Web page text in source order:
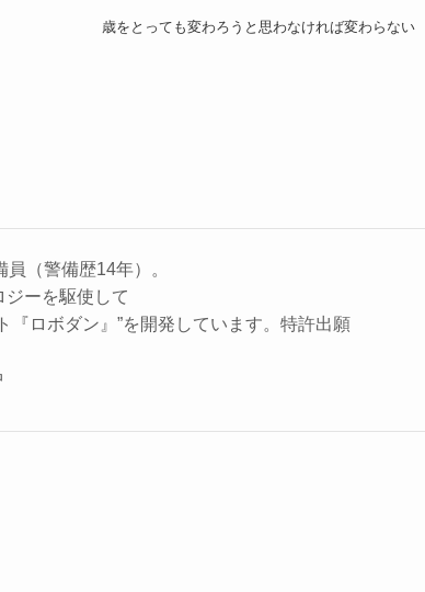
歳をとっても変わろうと思わなければ変わらない
（警備歴14年）。
ーを駆使して
『ロボダン』”を開発しています。特許出願